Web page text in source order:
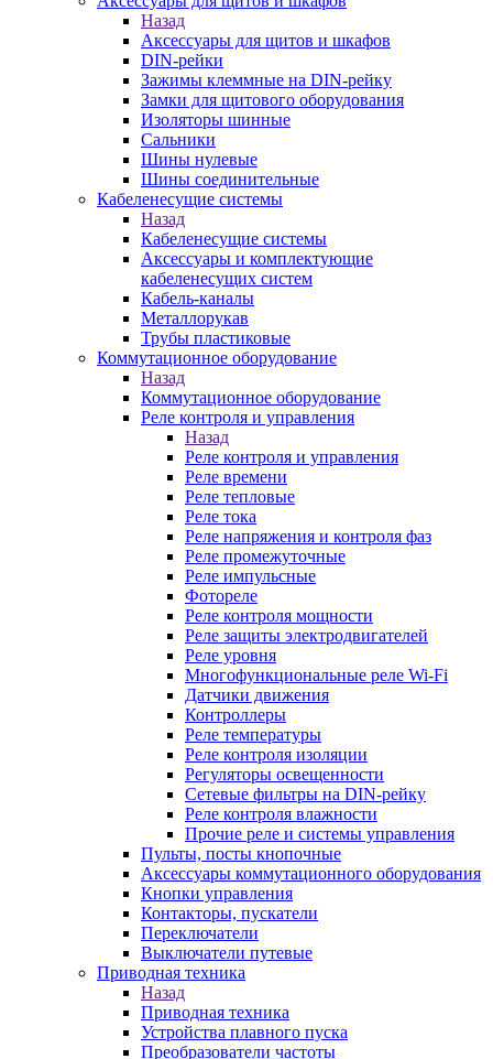
Назад
Аксессуары для щитов и шкафов
DIN-рейки
Зажимы клеммные на DIN-рейку
Замки для щитового оборудования
Изоляторы шинные
Сальники
Шины нулевые
Шины соединительные
Кабеленесущие системы
Назад
Кабеленесущие системы
Аксессуары и комплектующие
кабеленесущих систем
Кабель-каналы
Металлорукав
Трубы пластиковые
Коммутационное оборудование
Назад
Коммутационное оборудование
Реле контроля и управления
Назад
Реле контроля и управления
Реле времени
Реле тепловые
Реле тока
Реле напряжения и контроля фаз
Реле промежуточные
Реле импульсные
Фотореле
Реле контроля мощности
Реле защиты электродвигателей
Реле уровня
Многофункциональные реле Wi-Fi
Датчики движения
Контроллеры
Реле температуры
Реле контроля изоляции
Регуляторы освещенности
Сетевые фильтры на DIN-рейку
Реле контроля влажности
Прочие реле и системы управления
Пульты, посты кнопочные
Аксессуары коммутационного оборудования
Кнопки управления
Контакторы, пускатели
Переключатели
Выключатели путевые
Приводная техника
Назад
Приводная техника
Устройства плавного пуска
Преобразователи частоты